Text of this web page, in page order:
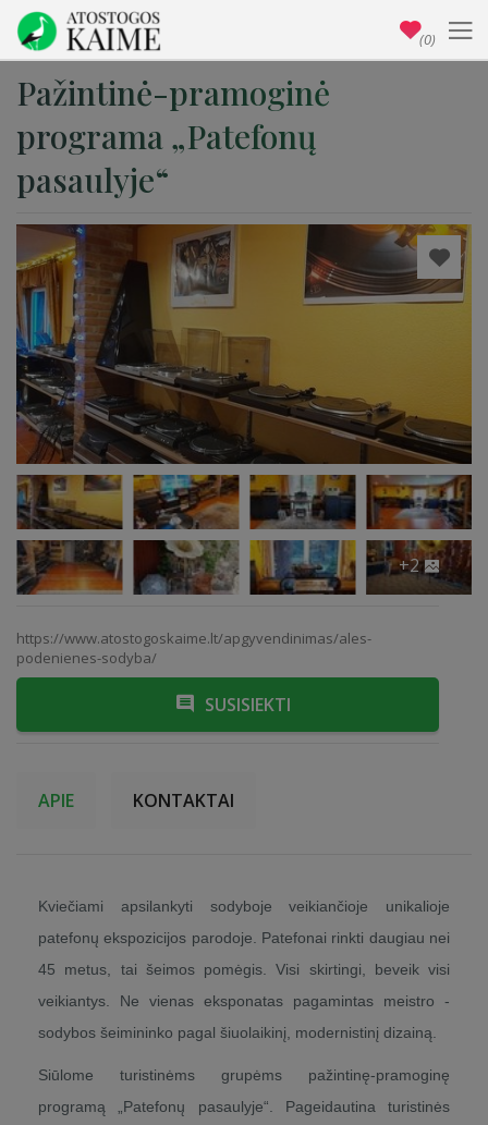
Pažintinė-pramoginė
programa „Patefonų
pasaulyje“
+2
https://www.atostogoskaime.lt/apgyvendinimas/ales-
podenienes-sodyba/
SUSISIEKTI
APIE KONTAKTAI
Kviečiami apsilankyti sodyboje veikiančioje unikalioje
patefonų ekspozicijos parodoje. Patefonai rinkti daugiau nei
45 metus, tai šeimos pomėgis. Visi skirtingi, beveik visi
veikiantys. Ne vienas eksponatas pagamintas meistro -
sodybos šeimininko pagal šiuolaikinį, modernistinį dizainą.
Siūlome turistinėms grupėms pažintinę-pramoginę
programą „Patefonų pasaulyje“. Pageidautina turistinės
(0)